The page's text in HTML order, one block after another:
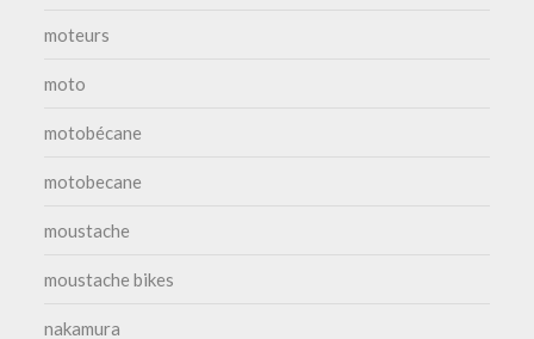
moteurs
moto
motobécane
motobecane
moustache
moustache bikes
nakamura